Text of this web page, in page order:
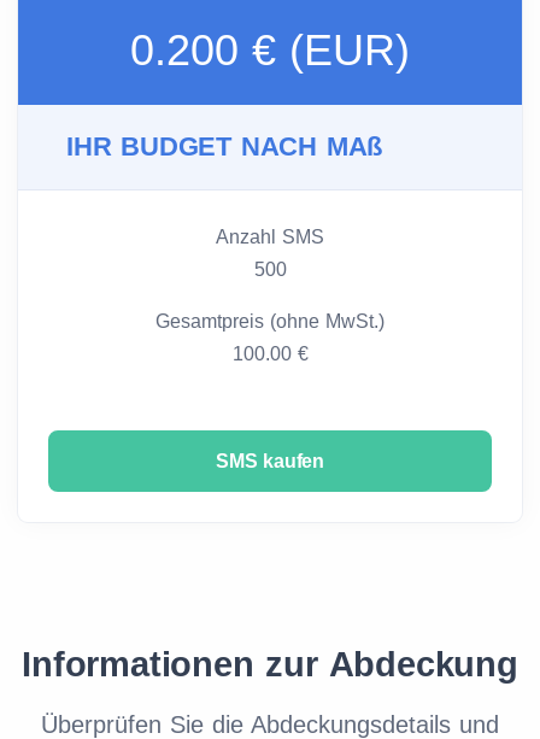
0.200 € (EUR)
IHR BUDGET NACH MAß
Anzahl SMS
500
Gesamtpreis (ohne MwSt.)
100.00 €
SMS kaufen
Informationen zur Abdeckung
Überprüfen Sie die Abdeckungsdetails und